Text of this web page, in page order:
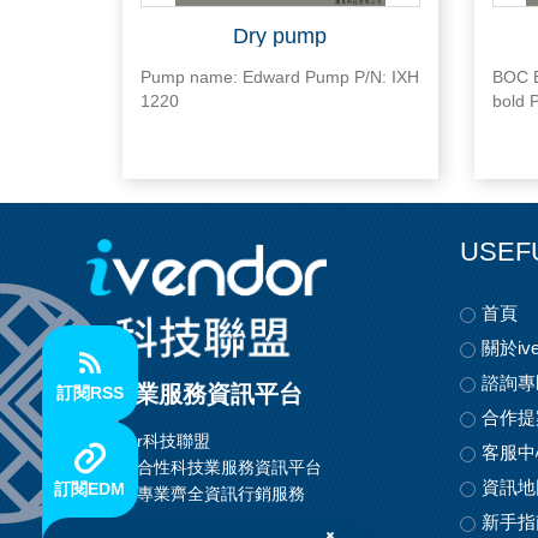
Dry pump
Pump name: Edward Pump P/N: IXH
1220
BOC
bold
訂閱RSS
訂閱EDM
科技業服務資訊平台
ivendor科技聯盟
首創整合性科技業服務資訊平台
提供最專業齊全資訊行銷服務
首頁
關於
諮詢
合作
客服
資訊
新手